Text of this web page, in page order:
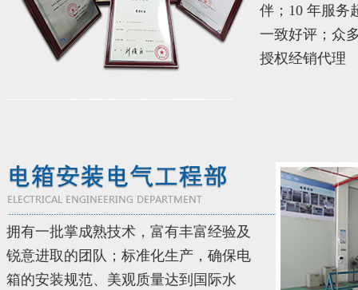
伴；10 年服务
一致好评；众
授权经销代理
拥有一批掌成熟技术，富有丰富经验及
锐意进取的团队；标准化生产，确保电
箱的安装规范、美观质量达到国际水